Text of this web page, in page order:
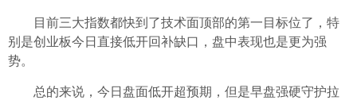
目前三大指数都快到了技术面顶部的第一目标位了，特
别是创业板今日直接低开回补缺口，盘中表现也是更为强
势。
总的来说，今日盘面低开超预期，但是早盘强硬守护拉